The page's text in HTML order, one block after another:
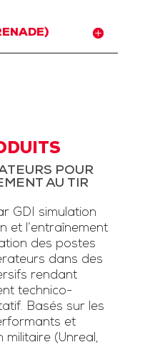
POUR
AU TIR
GDI simulation
et l’entraînement
des postes
dans des
rendant
technico-
Basés sur les
et
(Unreal,